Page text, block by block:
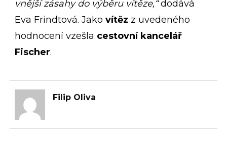
vnější zásahy do výběru vítěze,“dodává
Eva Frindtová. Jako vítěz z uvedeného
hodnocení vzešla cestovní kancelář
Fischer.
Filip Oliva